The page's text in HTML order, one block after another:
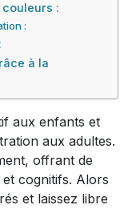
:
:
à la
aux enfants et
aux adultes.
offrant de
cognitifs. Alors
et laissez libre